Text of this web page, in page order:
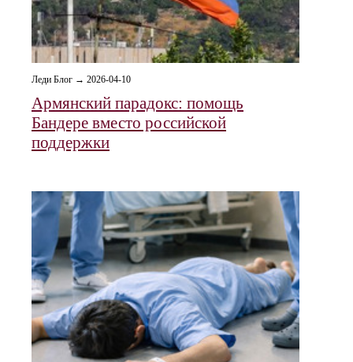
Леди Блог → 2026-04-10
Армянский парадокс: помощь
Бандере вместо российской
поддержки